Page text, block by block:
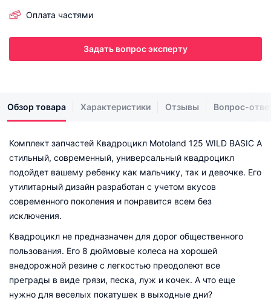
Оплата частями
Задать вопрос эксперту
Обзор товара Характеристики Отзывы Вопрос-
Комплект запчастей Квадроцикл Motoland 125 WILD BASIC A
cтильный, современный, универсальный квадроцикл
подойдет вашему ребенку как мальчику, так и девочке. Его
утилитарный дизайн разработан с учетом вкусов
современного поколения и понравится всем без
исключения.
Квадроцикл не предназначен для дорог общественного
пользования. Его 8 дюймовые колеса на хорошей
внедорожной резине с легкостью преодолеют все
преграды в виде грязи, песка, луж и кочек. А что еще
нужно для веселых покатушек в выходные дни?